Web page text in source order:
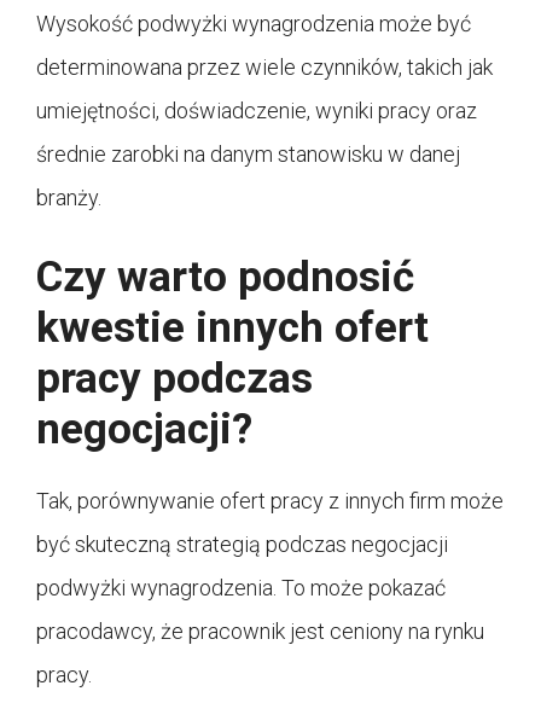
Wysokość podwyżki wynagrodzenia może być
determinowana przez wiele czynników, takich jak
umiejętności, doświadczenie, wyniki pracy oraz
średnie zarobki na danym stanowisku w danej
branży.
Czy warto podnosić
kwestie innych ofert
pracy podczas
negocjacji?
Tak, porównywanie ofert pracy z innych firm może
być skuteczną strategią podczas negocjacji
podwyżki wynagrodzenia. To może pokazać
pracodawcy, że pracownik jest ceniony na rynku
pracy.